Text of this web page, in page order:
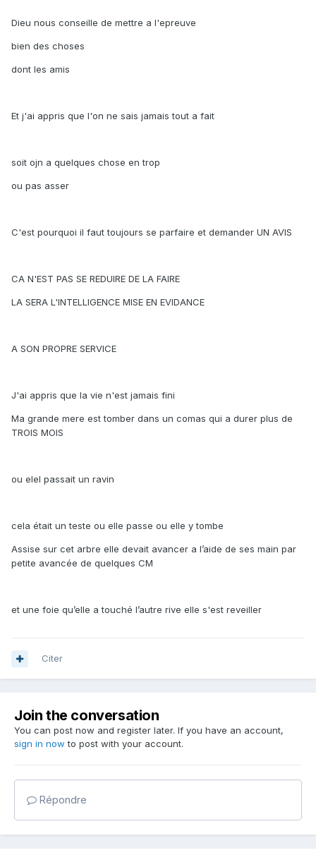
Dieu nous conseille de mettre a l'epreuve
bien des choses
dont les amis
Et j'ai appris que l'on ne sais jamais tout a fait
soit ojn a quelques chose en trop
ou pas asser
C'est pourquoi il faut toujours se parfaire et demander UN AVIS
CA N'EST PAS SE REDUIRE DE LA FAIRE
LA SERA L'INTELLIGENCE MISE EN EVIDANCE
A SON PROPRE SERVICE
J'ai appris que la vie n'est jamais fini
Ma grande mere est tomber dans un comas qui a durer plus de
TROIS MOIS
ou elel passait un ravin
cela était un teste ou elle passe ou elle y tombe
Assise sur cet arbre elle devait avancer a l’aide de ses main par
petite avancée de quelques CM
et une foie qu’elle a touché l’autre rive elle s'est reveiller
Citer
Join the conversation
You can post now and register later. If you have an account,
sign in now to post with your account.
Répondre